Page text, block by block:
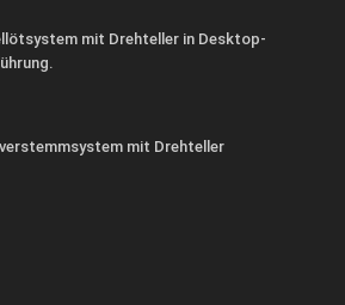
mit Drehteller in Desktop-
mit Drehteller